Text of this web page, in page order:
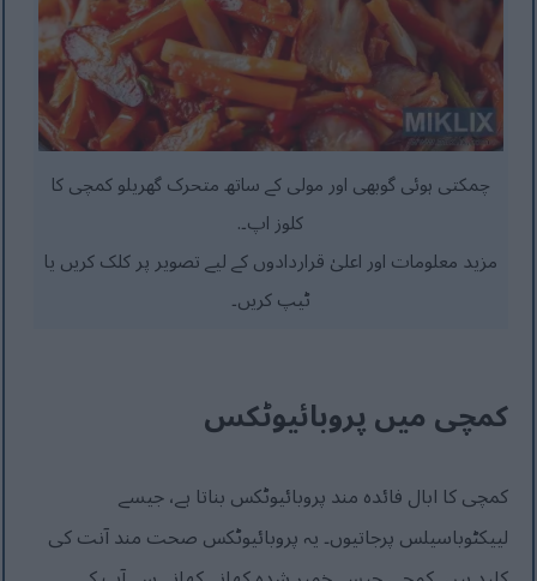
چمکتی ہوئی گوبھی اور مولی کے ساتھ متحرک گھریلو کمچی کا
کلوز اپ۔.
مزید معلومات اور اعلیٰ قراردادوں کے لیے تصویر پر کلک کریں یا
ٹیپ کریں۔
کمچی میں پروبائیوٹکس
کمچی کا ابال فائدہ مند پروبائیوٹکس بناتا ہے، جیسے
لییکٹوباسیلس پرجاتیوں۔ یہ پروبائیوٹکس صحت مند آنت کی